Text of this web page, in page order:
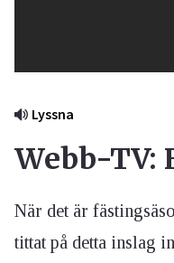
Lyssna
Webb-TV:
När det är
tittat på detta inslag